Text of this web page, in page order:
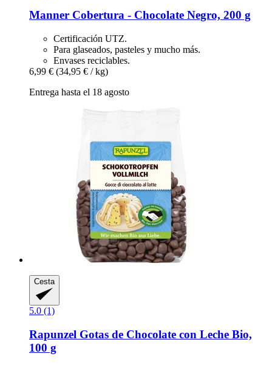
Manner Cobertura -​ Chocolate Negro, 200 g
Certificación UTZ.
Para glaseados, pasteles y mucho más.
Envases reciclables.
6,99 € (34,95 € / kg)
Entrega hasta el 18 agosto
Cesta
5.0 (1)
Rapunzel Gotas de Chocolate con Leche Bio,
100 g